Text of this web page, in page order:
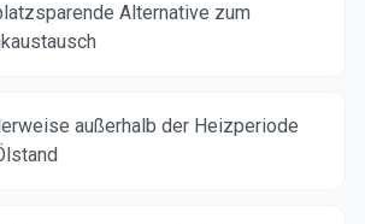
Alternative zum
außerhalb der Heizperiode